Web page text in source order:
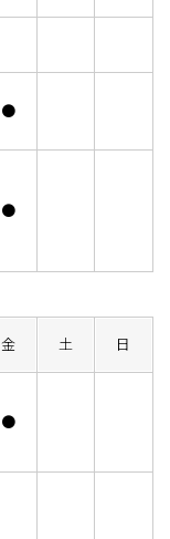
●
●
金 土 日
●